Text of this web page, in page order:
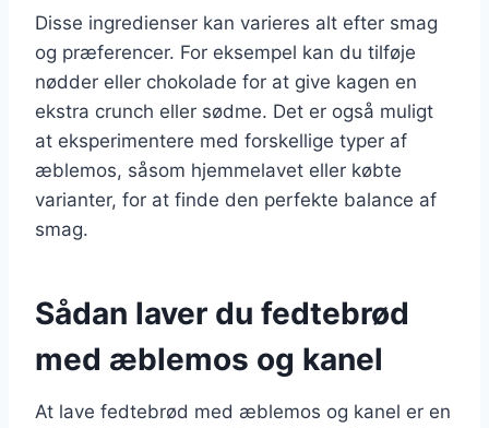
Disse ingredienser kan varieres alt efter smag
og præferencer. For eksempel kan du tilføje
nødder eller chokolade for at give kagen en
ekstra crunch eller sødme. Det er også muligt
at eksperimentere med forskellige typer af
æblemos, såsom hjemmelavet eller købte
varianter, for at finde den perfekte balance af
smag.
Sådan laver du fedtebrød
med æblemos og kanel
At lave fedtebrød med æblemos og kanel er en